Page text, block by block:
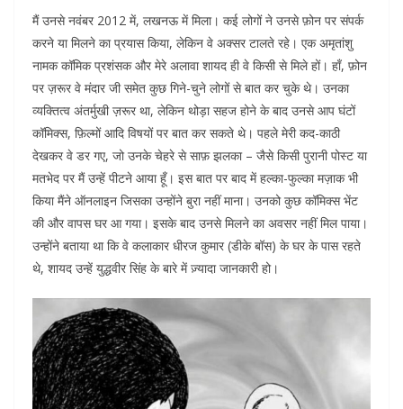
मैं उनसे नवंबर 2012 में, लखनऊ में मिला। कई लोगों ने उनसे फ़ोन पर संपर्क
करने या मिलने का प्रयास किया, लेकिन वे अक्सर टालते रहे। एक अमृतांशु
नामक कॉमिक प्रशंसक और मेरे अलावा शायद ही वे किसी से मिले हों। हाँ, फ़ोन
पर ज़रूर वे मंदार जी समेत कुछ गिने-चुने लोगों से बात कर चुके थे। उनका
व्यक्तित्व अंतर्मुखी ज़रूर था, लेकिन थोड़ा सहज होने के बाद उनसे आप घंटों
कॉमिक्स, फ़िल्मों आदि विषयों पर बात कर सकते थे। पहले मेरी कद-काठी
देखकर वे डर गए, जो उनके चेहरे से साफ़ झलका – जैसे किसी पुरानी पोस्ट या
मतभेद पर मैं उन्हें पीटने आया हूँ। इस बात पर बाद में हल्का-फुल्का मज़ाक भी
किया मैंने ऑनलाइन जिसका उन्होंने बुरा नहीं माना। उनको कुछ कॉमिक्स भेंट
की और वापस घर आ गया। इसके बाद उनसे मिलने का अवसर नहीं मिल पाया।
उन्होंने बताया था कि वे कलाकार धीरज कुमार (डीके बॉस) के घर के पास रहते
थे, शायद उन्हें युद्धवीर सिंह के बारे में ज़्यादा जानकारी हो।